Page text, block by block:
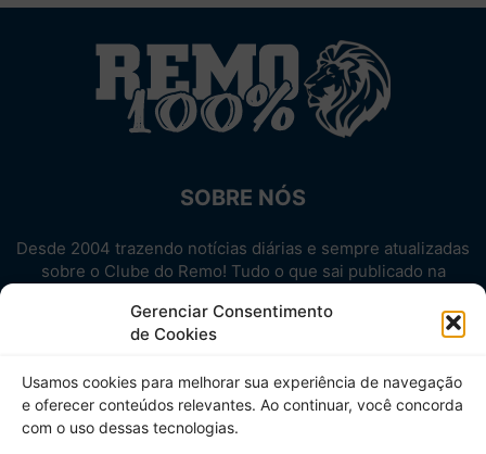
Gerenciar Consentimento
de Cookies
Usamos cookies para melhorar sua experiência de navegação
e oferecer conteúdos relevantes. Ao continuar, você concorda
com o uso dessas tecnologias.
SOBRE NÓS
Desde 2004 trazendo notícias diárias e sempre atualizadas
sobre o Clube do Remo! Tudo o que sai publicado na
Aproveite! Site não-oficial.
SIGA-NOS